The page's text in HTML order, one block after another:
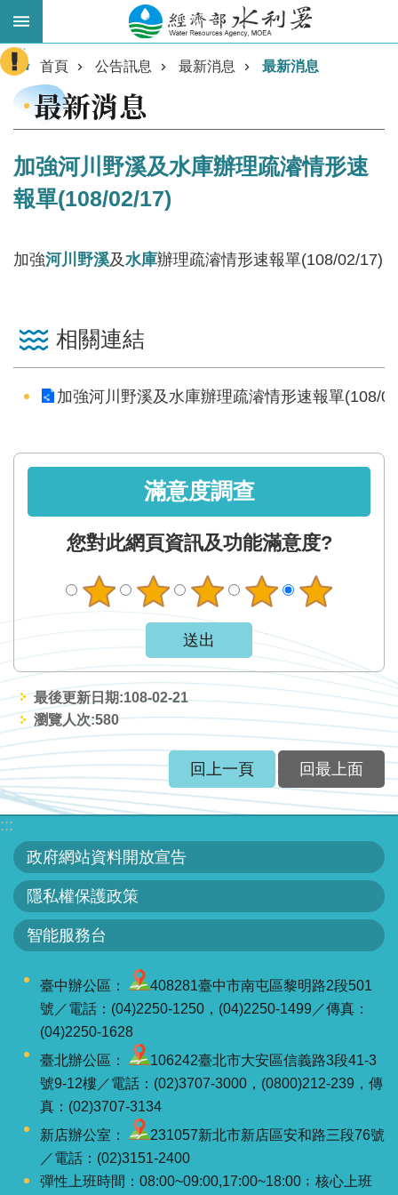
跳到主要內容區塊
進
階
搜
業
務
軸
新
息
民
服
務
資
訊
服
關
於
本
署
網
覽
意
:::
首頁 公告訊息 最新消息 最新消息
最新消息
加強河川野溪及水庫辦理疏濬情形速
報單(108/02/17)
加強河川 野溪及水庫辦理疏濬情形速報單(108/02/17)
相關連結
加強河川野溪及水庫辦理疏濬情形速報單(108/
滿意度調查
您對此網頁資訊及功能滿意度?
最後更新日期:108-02-21
瀏覽人次:580
回上一頁 回最上面
:::
政府網站資料開放宣告
隱私權保護政策
智能服務台
臺中辦公區：
408281臺中市南屯區黎明路2段501
號／電話：(04)2250-1250，(04)2250-1499／傳真：
(04)2250-1628
臺北辦公區：
106242臺北市大安區信義路3段41-3
號9-12樓／電話：(02)3707-3000，(0800)212-239，傳
真：(02)3707-3134
新店辦公室：
231057新北市新店區安和路三段76號
／電話：(02)3151-2400
彈性上班時間：08:00~09:00,17:00~18:00﹔核心上班